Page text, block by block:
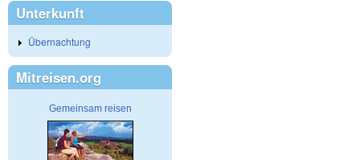
Unterkunft
Übernachtung
Mitreisen.org
Gemeinsam reisen